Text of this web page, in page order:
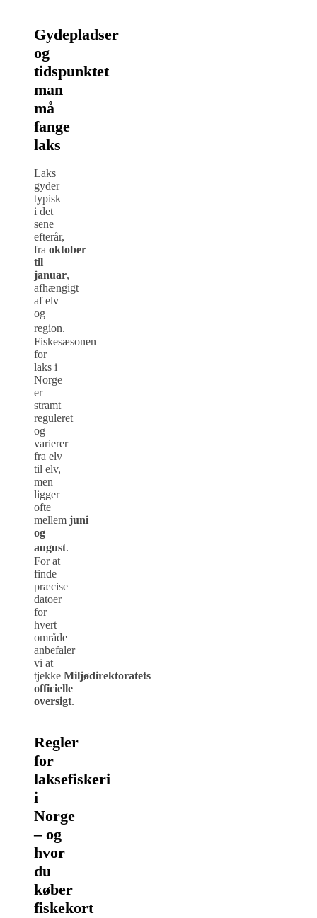
Gydepladser
og
tidspunktet
man
må
fange
laks
Laks
gyder
typisk
i det
sene
efterår,
fra oktober
til
januar,
afhængigt
af elv
og
region.
Fiskesæsonen
for
laks i
Norge
er
stramt
reguleret
og
varierer
fra elv
til elv,
men
ligger
ofte
mellem juni
og
august.
For at
finde
præcise
datoer
for
hvert
område
anbefaler
vi at
tjekke Miljødirektoratets
officielle
oversigt.
Regler
for
laksefiskeri
i
Norge
– og
hvor
du
køber
fiskekort